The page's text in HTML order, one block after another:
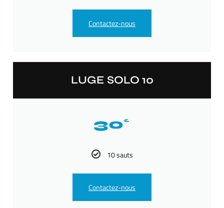
Contactez-nous
LUGE SOLO 10
30€
10 sauts
Contactez-nous